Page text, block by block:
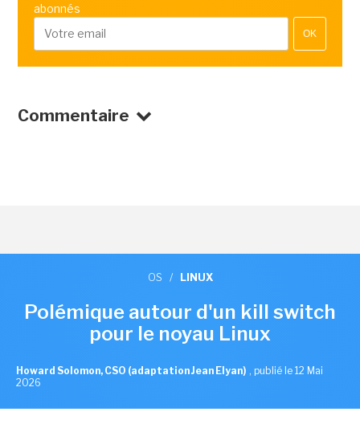
abonnés
OK
Commentaire
OS / LINUX
Polémique autour d'un kill switch
pour le noyau Linux
Howard Solomon, CSO (adaptation Jean Elyan) , publié le 12 Mai
2026